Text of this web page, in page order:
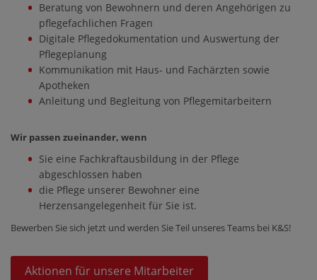
Beratung von Bewohnern und deren Angehörigen zu
pflegefachlichen Fragen
Digitale Pflegedokumentation und Auswertung der
Pflegeplanung
Kommunikation mit Haus- und Fachärzten sowie
Apotheken
Anleitung und Begleitung von Pflegemitarbeitern
Wir passen zueinander, wenn
Sie eine Fachkraftausbildung in der Pflege
abgeschlossen haben
die Pflege unserer Bewohner eine
Herzensangelegenheit für Sie ist.
Bewerben Sie sich jetzt und werden Sie Teil unseres Teams bei K&S!
Aktionen für unsere Mitarbeiter